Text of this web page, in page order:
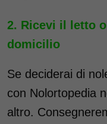
Ricevi il letto
domicilio
Se deciderai di
con Nolortopedia
altro.